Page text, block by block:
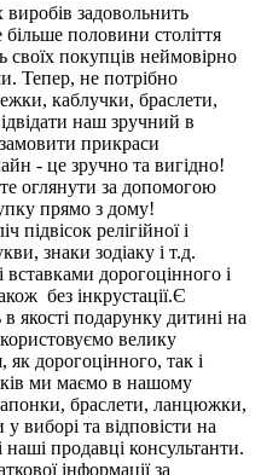
задовольнить
половини століття
покупців неймовірно
Тепер, не потрібно
каблучки, браслети,
наш зручний в
прикраси
- це зручно та вигідно!
оглянути за допомогою
прямо з дому!
підвісок релігійної і
знаки зодіаку і т.д.
дорогоцінного і
без інкрустації.Є
в якості подарунку дитині на
велику
як дорогоцінного, так і
ми маємо в нашому
браслети, ланцюжки,
виборі та відповісти на
наші продавці консультанти.
інформації за